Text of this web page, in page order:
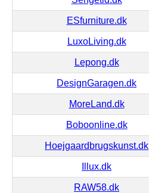
ESfurniture.dk
LuxoLiving.dk
Lepong.dk
DesignGaragen.dk
MoreLand.dk
Boboonline.dk
Hoejgaardbrugskunst.dk
Illux.dk
RAW58.dk